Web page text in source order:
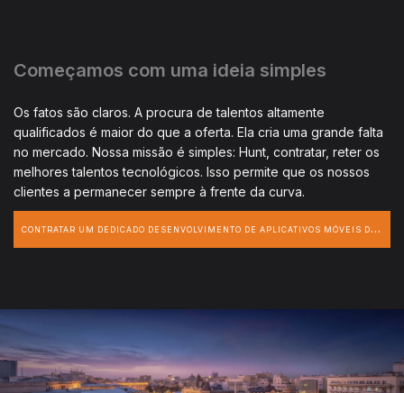
Começamos com uma ideia simples
Os fatos são claros. A procura de talentos altamente
qualificados é maior do que a oferta. Ela cria uma grande falta
no mercado. Nossa missão é simples: Hunt, contratar, reter os
melhores talentos tecnológicos. Isso permite que os nossos
clientes a permanecer sempre à frente da curva.
C
ONTRATAR UM DEDICADO DESENVOLVIMENTO DE APLICATIVOS MÓVEIS DESENVOLVEDOR